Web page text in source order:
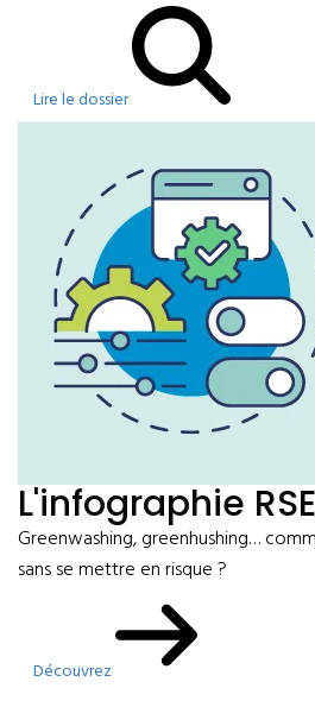
Lire le dossier
L'infographie
Greenwashing, greenhushing…
sans se mettre en risque ?
Découvrez